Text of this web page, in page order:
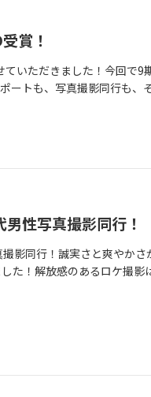
賞！
いただきました！今回で9
ートも、写真撮影同行も
と似てる！やればできると
ある相談所の中から、私と
ての方々に感謝致します♡
性写真撮影同行！
影同行！誠実さと爽やか
た！解放感のあるロケ撮
ライバルに埋もれてしま
バンデージをもって婚活ス